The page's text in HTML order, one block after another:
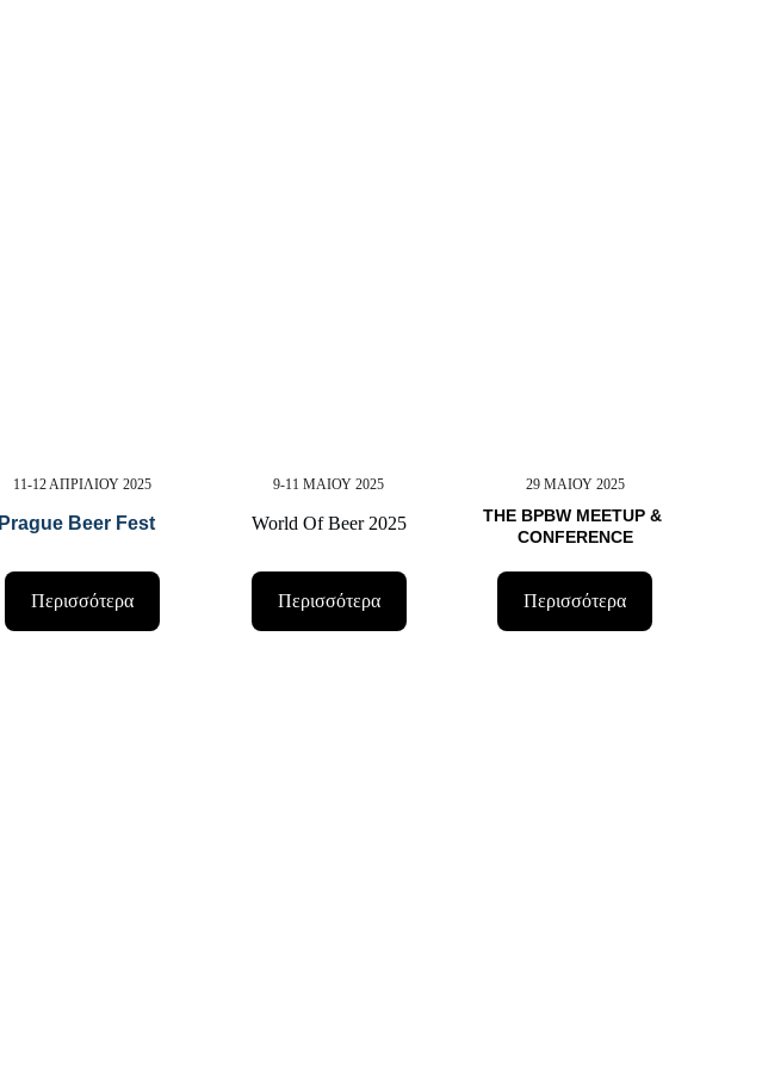
29 ΜΑΙΟΥ 2025
11-12 ΑΠΡΙΛΙΟΥ 2025
Περισσότερα Περισσότερα
THE BPBW MEETUP &
CONFERENCE
World Of Beer 2025
9-11 ΜΑΙΟΥ 2025
Περισσότερα
Prague Beer Fest